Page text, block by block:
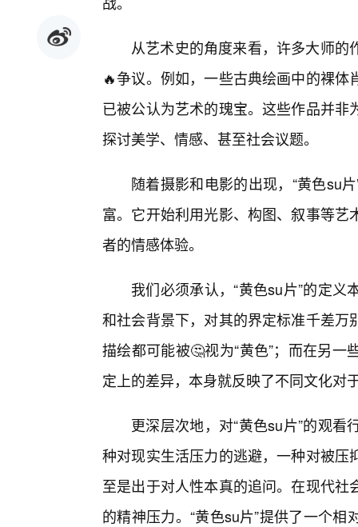
从艺术史的角度来看，许多大师
🔥争议。例如，一些古典绘画中的裸
已被公认为艺术的瑰宝。这些作品并
探讨美学、情感、甚至社会议题。
随着摄影和电影的出现，“黄色su
富。它开始利用光影、构图、叙事等
者的情感体验。
我们必须承认，“黄色su片”的定
和社会背景下，对其的界定标准千差
描绘都可能被🤔视为“黄色”；而在另
定上的差异，本身就反映了不同文化对
更深层次地，对“黄色su片”的观
种对现实生活压力的逃避，一种对被
至是出于对人性本真的追问。在现代
的精神压力。“黄色su片”提供了一个